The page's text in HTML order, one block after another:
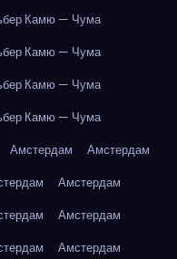
Камю — Чума
Камю — Чума
Камю — Чума
Камю — Чума
Амстердам
Амстердам
Амстердам
Амстердам
Амстердам